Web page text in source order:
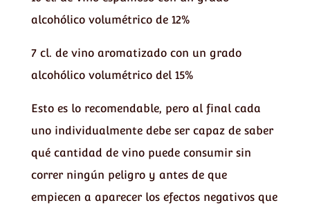
alcohólico volumétrico de 12%
7 cl. de vino aromatizado con un grado
alcohólico volumétrico del 15%
Esto es lo recomendable, pero al final cada
uno individualmente debe ser capaz de saber
qué cantidad de vino puede consumir sin
correr ningún peligro y antes de que
empiecen a aparecer los efectos negativos que